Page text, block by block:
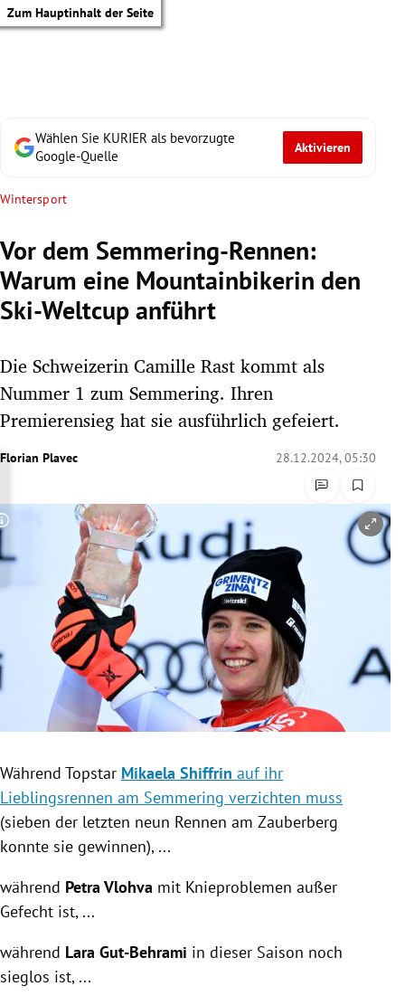
Zum Hauptinhalt der Seite
Untermenü
Untermenü
Untermenü
Untermenü
Untermenü
Untermenü
Untermenü
Untermenü
Untermenü
Wählen Sie KURIER als bevorzugte
Google-Quelle
Aktivieren
Wintersport
Vor dem Semmering-Rennen:
Warum eine Mountainbikerin den
Ski-Weltcup anführt
Die Schweizerin Camille Rast kommt als
Nummer 1 zum Semmering. Ihren
Premierensieg hat sie ausführlich gefeiert.
Florian Plavec 28.12.2024, 05:30
Copyright-Hinweis öffnen/schließen
Während Topstar Mikaela Shiffrin auf ihr
Lieblingsrennen am Semmering verzichten muss
(sieben der letzten neun Rennen am Zauberberg
konnte sie gewinnen), ...
während Petra Vlohva mit Knieproblemen außer
Gefecht ist, ...
während Lara Gut-Behrami in dieser Saison noch
sieglos ist, ...